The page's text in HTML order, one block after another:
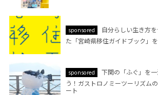
sponsored
自分らしい生き方
た「宮崎県移住ガイドブック」を
sponsored
下関の「ふぐ」を
う！ガストロノミーツーリズム
ート